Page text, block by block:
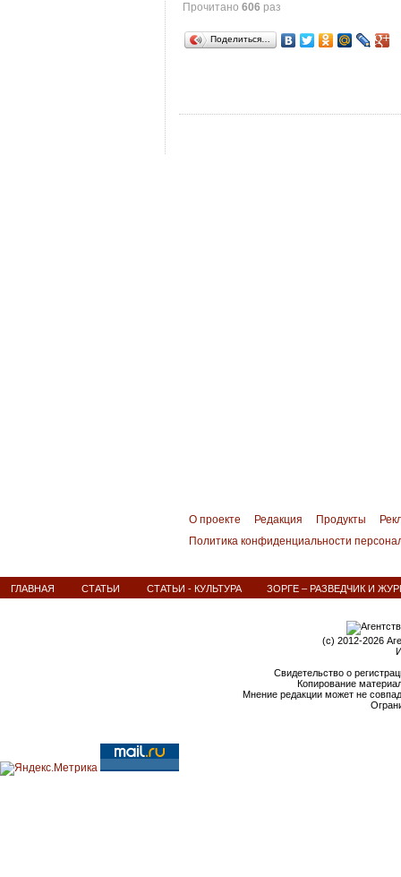
Прочитано606 раз
Поделиться…
О проекте Редакция Продукты
Политика конфиденциальности
ГЛАВНАЯ СТАТЬИ СТАТЬИ - КУЛЬТУРА ЗОРГЕ – РАЗВЕДЧИК И
(c) 2012-2026
Свидетельство о
Копирование
Мнение редакции может не